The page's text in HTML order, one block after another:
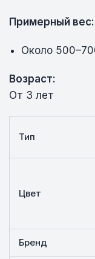
Примерный вес:
Около
Возраст:
От 3 лет
Тип
Цвет
Бренд